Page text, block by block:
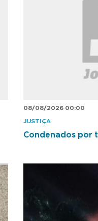
08/08/2026 00:00
JUSTIÇA
Condenados por